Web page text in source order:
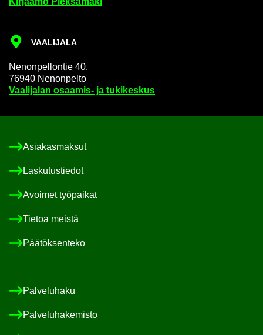
VAA­LI­JA­LA
Ne­non­pel­lon­tie 40,
76940 Ne­non­pel­to
Vaa­li­ja­lan osaamis-​ ja tu­ki­kes­kus
Asia­kas­mak­sut
Las­ku­tus­tie­dot
Avoi­met työ­pai­kat
Tie­toa meis­tä
Pää­tök­sen­te­ko
Pal­ve­lu­ha­ku
Pal­ve­lu­ha­ke­mis­to